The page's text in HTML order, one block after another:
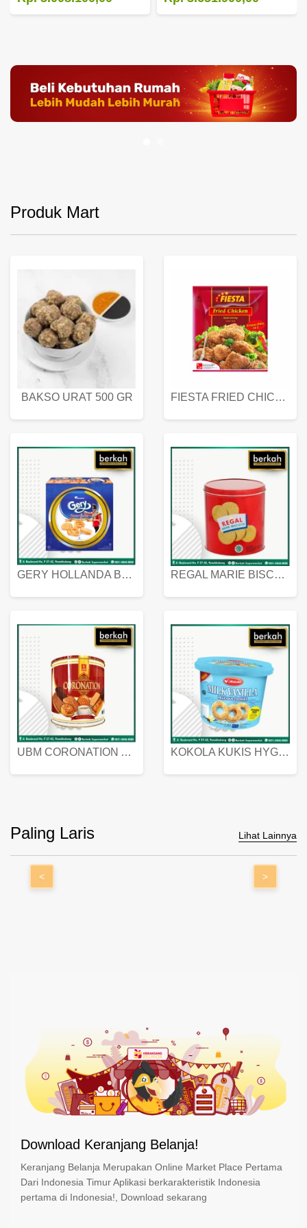
Produk Mart
BAKSO URAT 500 GR FIESTA FRIED CHICKEN 500 GR
GERY HOLLANDA BUTTER COOKIES 450 GRAM REGAL MARIE BISCUIT KALENG 550 GRAM
UBM CORONATION ASSORTED BISKUIT KALENG 450 GRAM KOKOLA KUKIS HYGIENIC MILK VANILLA PACK 320 GR
Paling Laris Lihat Lainnya
< >
Download Keranjang Belanja!
Keranjang Belanja Merupakan Online Market Place Pertama
Dari Indonesia Timur Aplikasi berkarakteristik Indonesia
pertama di Indonesia!, Download sekarang